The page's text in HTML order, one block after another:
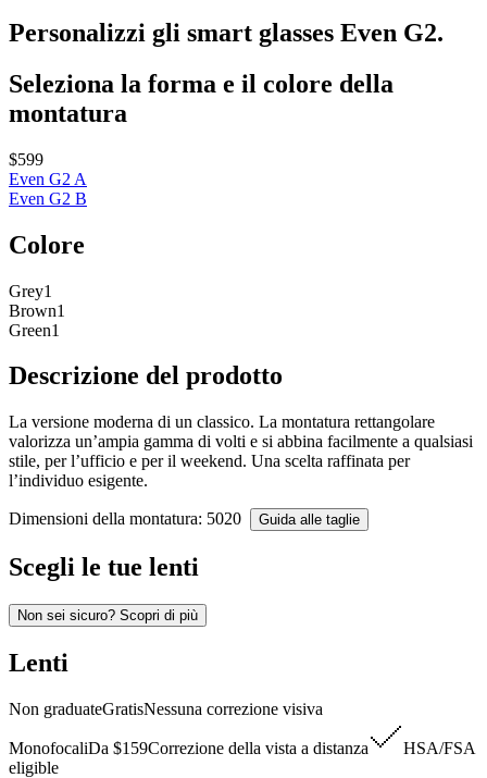
Personalizzi gli smart glasses Even G2.
Seleziona la forma e il colore della
montatura
$599
Even G2 A
Even G2 B
Colore
Grey1
Brown1
Green1
Descrizione del prodotto
La versione moderna di un classico. La montatura rettangolare
valorizza un’ampia gamma di volti e si abbina facilmente a qualsiasi
stile, per l’ufficio e per il weekend. Una scelta raffinata per
l’individuo esigente.
Dimensioni della montatura: 5020 Guida alle taglie
Scegli le tue lenti
Non sei sicuro? Scopri di più
Lenti
Non graduateGratisNessuna correzione visiva
MonofocaliDa $159Correzione della vista a distanza
HSA/FSA
eligible